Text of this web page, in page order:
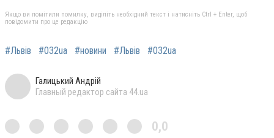
Якщо ви помітили помилку, виділіть необхідний текст і натисніть Ctrl + Enter, щоб
повідомити про це редакцію
#Львів #032ua #новини #Львів #032ua
Галицький Андрій
Главный редактор сайта 44.ua
0,0